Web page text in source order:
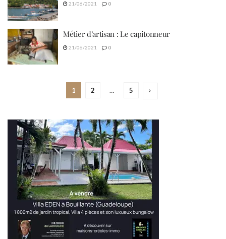
21/06/2021 0
Métier d’artisan : Le capitonneur
21/06/2021 0
1 2 … 5